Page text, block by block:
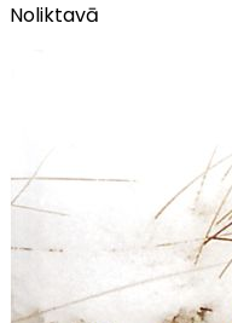
Noliktavā